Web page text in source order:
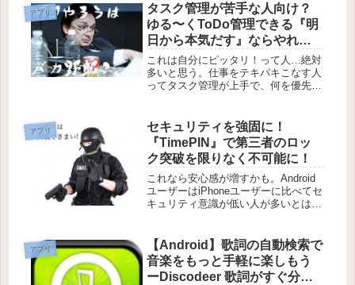
アプリ
タスク管理が苦手な人向け？
ゆる〜くToDo管理できる『明
日から本気だす』ならやれそ
うな気がしてきた！
【Android/iPhone】
これは自分にピッタリ！って人…絶対
多いと思う。仕事をテキパキこなす人
ってタスク管理が上手で、何を優先し
れまで見てきた「仕事がデキる人」に
はそういったタイプの人が多かった印
象...
アプリ
セキュリティを強固に！
『TimePIN』で第三者のロッ
ク突破を限りなく不可能に！
これなら安心感が増すかも。Android
ユーザーはiPhoneユーザーに比べてセ
キュリティ意識が低い人が多いとはよ
れる状況というのはあまりよろしいと
は言えませんなぁ。『Ti...
アプリ
【Android】歌詞の自動検索で
音楽をもっと手軽に楽しもう
ーDiscodeer 歌詞がすぐ分か